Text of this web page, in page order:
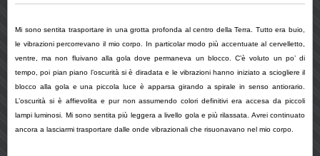
Mi sono sentita trasportare in una grotta profonda al centro della Terra. Tutto era buio,
le vibrazioni percorrevano il mio corpo. In particolar modo più accentuate al cervelletto,
ventre, ma non fluivano alla gola dove permaneva un blocco. C’è voluto un po’ di
tempo, poi pian piano l’oscurità si è diradata e le vibrazioni hanno iniziato a sciogliere il
blocco alla gola e una piccola luce è apparsa girando a spirale in senso antiorario.
L’oscurità si è affievolita e pur non assumendo colori definitivi era accesa da piccoli
lampi luminosi. Mi sono sentita più leggera a livello gola e più rilassata. Avrei continuato
ancora a lasciarmi trasportare dalle onde vibrazionali che risuonavano nel mio corpo.